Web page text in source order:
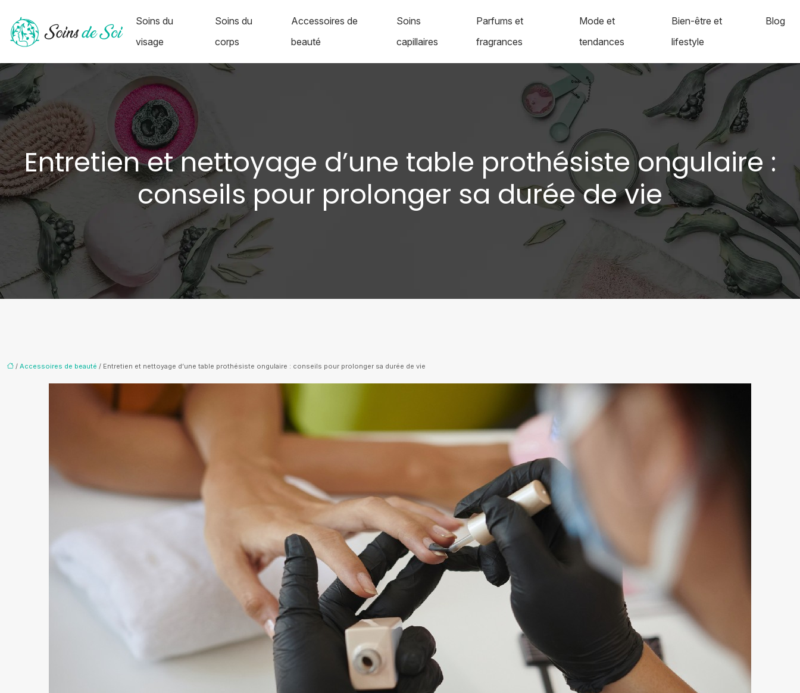
Soins du
visage
Soins du
corps
Accessoires de
beauté
Soins
capillaires
Parfums et
fragrances
Mode et
tendances
Bien-être et
lifestyle
Blog
Entretien et nettoyage d’une table prothésiste ongulaire :
conseils pour prolonger sa durée de vie
/ Accessoires de beauté / Entretien et nettoyage d’une table prothésiste ongulaire : conseils pour prolonger sa durée de vie